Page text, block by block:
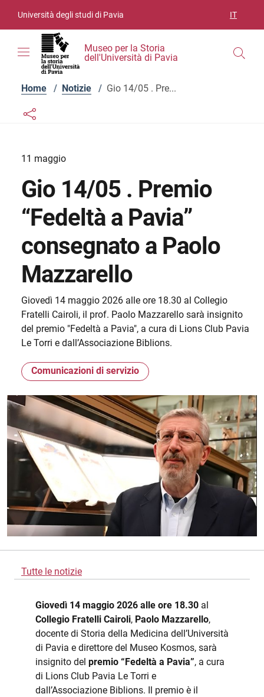
Università degli studi di Pavia IT
Museo per la Storia
dell'Università di Pavia
Home / Notizie / Gio 14/05 . Pre...
Links condivisione social
Bottone condivisione social
11 maggio
Gio 14/05 . Premio
“Fedeltà a Pavia”
consegnato a Paolo
Mazzarello
Giovedì 14 maggio 2026 alle ore 18.30 al Collegio
Fratelli Cairoli, il prof. Paolo Mazzarello sarà insignito
del premio "Fedeltà a Pavia", a cura di Lions Club Pavia
Le Torri e dall’Associazione Biblions.
Comunicazioni di servizio
Tutte le notizie
Giovedì 14 maggio 2026 alle ore 18.30 al
Collegio Fratelli Cairoli, Paolo Mazzarello,
docente di Storia della Medicina dell’Università
di Pavia e direttore del Museo Kosmos, sarà
insignito del premio “Fedeltà a Pavia”, a cura
di Lions Club Pavia Le Torri e
dall’Associazione Biblions. Il premio è il